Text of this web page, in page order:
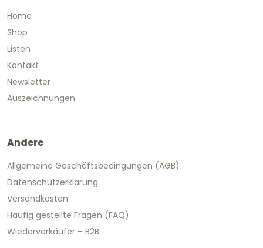
Home
Shop
Listen
Kontakt
Newsletter
Auszeichnungen
Andere
Allgemeine Geschäftsbedingungen (AGB)
Datenschutzerklärung
Versandkosten
Häufig gestellte Fragen (FAQ)
Wiederverkäufer – B2B